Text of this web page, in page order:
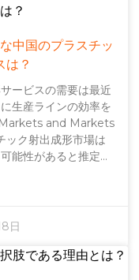
が、通常はより耐久
幅に膨らむ可能性が
体の設計が価格を押
えているわけではあ
産時間が長くなり、
賢明な判断を下し、
た細かな要素をすべ
コストに影響を与え
画と戦略を立てられ
中国のプラスチッ
は？
ービスの需要は最近
生産ラインの効率を
Markets and Markets
ック射出成形市場は
能性があると推定さ
す。業界の専門家
射出成形技術の権威
性を維持するには、
革新性が絶対に不可
日